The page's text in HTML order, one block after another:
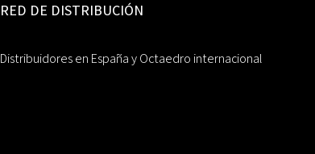
RED DE DISTRIBUCIÓN
Distribuidores en España y Octaedro internacional